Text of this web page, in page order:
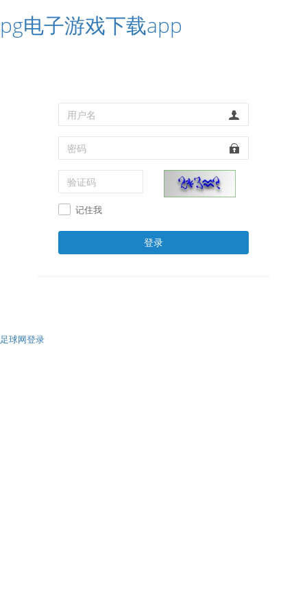
pg电子游戏下载app
记住我
登录
足球网登录